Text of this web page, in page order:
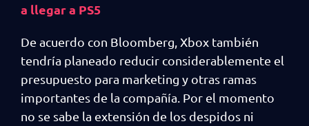
a llegar a PS5
De acuerdo con Bloomberg, Xbox también
tendría planeado reducir considerablemente el
presupuesto para marketing y otras ramas
importantes de la compañía. Por el momento
no se sabe la extensión de los despidos ni